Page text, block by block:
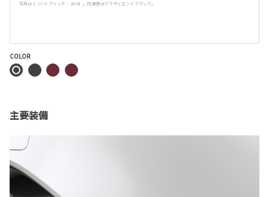
写真はZ（ハイブリッド・2WD）。内装色はグラディエントブラック。
COLOR
主要装備